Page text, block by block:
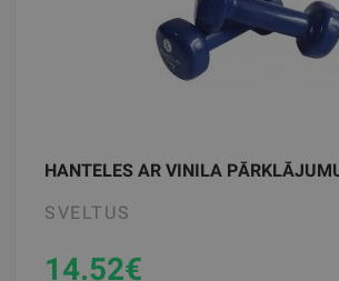
HANTELES AR VINILA
SVELTUS
14.52€